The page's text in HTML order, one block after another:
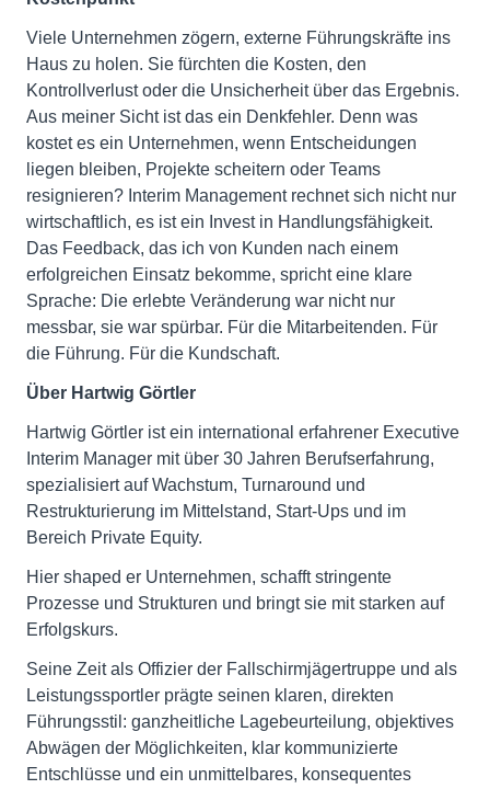
Viele Unternehmen zögern, externe Führungskräfte ins
Haus zu holen. Sie fürchten die Kosten, den
Kontrollverlust oder die Unsicherheit über das Ergebnis.
Aus meiner Sicht ist das ein Denkfehler. Denn was
kostet es ein Unternehmen, wenn Entscheidungen
liegen bleiben, Projekte scheitern oder Teams
resignieren? Interim Management rechnet sich nicht nur
wirtschaftlich, es ist ein Invest in Handlungsfähigkeit.
Das Feedback, das ich von Kunden nach einem
erfolgreichen Einsatz bekomme, spricht eine klare
Sprache: Die erlebte Veränderung war nicht nur
messbar, sie war spürbar. Für die Mitarbeitenden. Für
die Führung. Für die Kundschaft.
Über Hartwig Görtler
Hartwig Görtler ist ein international erfahrener Executive
Interim Manager mit über 30 Jahren Berufserfahrung,
spezialisiert auf Wachstum, Turnaround und
Restrukturierung im Mittelstand, Start-Ups und im
Bereich Private Equity.
Hier shaped er Unternehmen, schafft stringente
Prozesse und Strukturen und bringt sie mit starken auf
Erfolgskurs.
Seine Zeit als Offizier der Fallschirmjägertruppe und als
Leistungssportler prägte seinen klaren, direkten
Führungsstil: ganzheitliche Lagebeurteilung, objektives
Abwägen der Möglichkeiten, klar kommunizierte
Entschlüsse und ein unmittelbares, konsequentes